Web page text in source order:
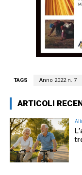
TAGS Anno 2022 n. 7
ARTICOLI
-